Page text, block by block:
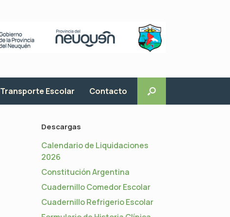
Transporte Escolar Contacto
Descargas
Calendario de Liquidaciones
2026
Constitución Argentina
Cuadernillo Comedor Escolar
Cuadernillo Refrigerio Escolar